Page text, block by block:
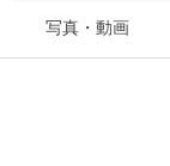
写真・動画